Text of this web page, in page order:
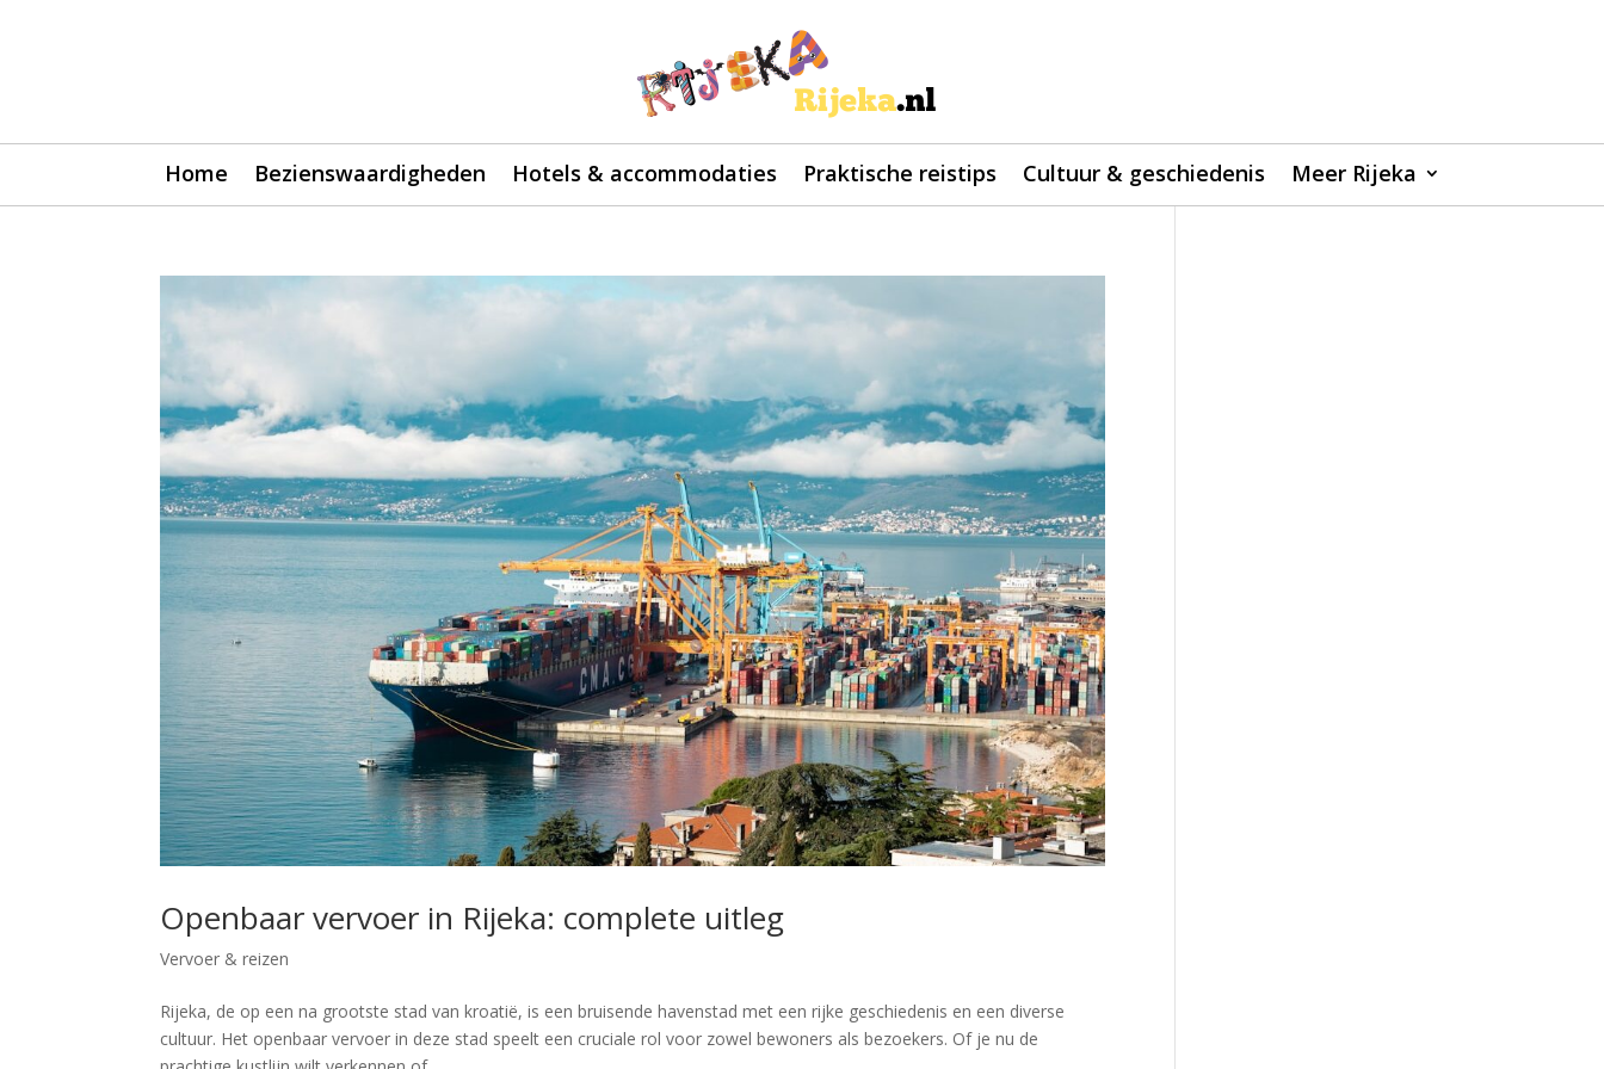
Home Bezienswaardigheden Hotels & accommodaties Praktische reistips Cultuur & geschiedenis Meer Rijeka
Openbaar vervoer in Rijeka: complete uitleg
Vervoer & reizen
Rijeka, de op een na grootste stad van kroatië, is een bruisende havenstad met een rijke geschiedenis en een diverse
cultuur. Het openbaar vervoer in deze stad speelt een cruciale rol voor zowel bewoners als bezoekers. Of je nu de